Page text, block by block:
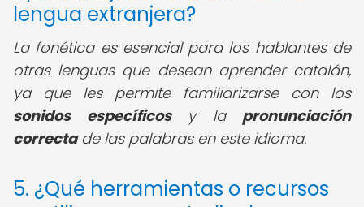
lengua extranjera?
La fonética es esencial para los hablantes de
otras lenguas que desean aprender catalán,
ya que les permite familiarizarse con los
sonidos específicosy la pronunciación
correctade las palabras en este idioma.
5. ¿Qué herramientas o recursos